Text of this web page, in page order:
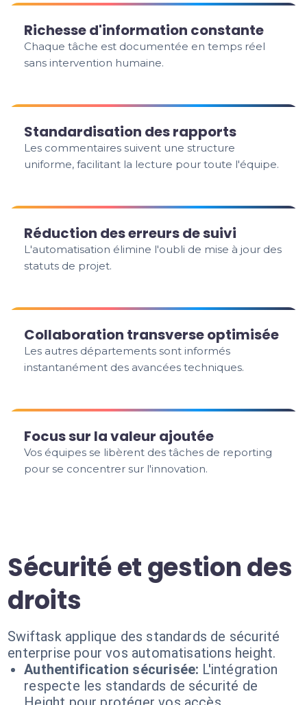
Richesse d'information constante
Chaque tâche est documentée en temps réel
sans intervention humaine.
Standardisation des rapports
Les commentaires suivent une structure
uniforme, facilitant la lecture pour toute l'équipe.
Réduction des erreurs de suivi
L'automatisation élimine l'oubli de mise à jour des
statuts de projet.
Collaboration transverse optimisée
Les autres départements sont informés
instantanément des avancées techniques.
Focus sur la valeur ajoutée
Vos équipes se libèrent des tâches de reporting
pour se concentrer sur l'innovation.
Sécurité et gestion des
droits
Swiftask applique des standards de sécurité
enterprise pour vos automatisations height.
Authentification sécurisée: L'intégration
respecte les standards de sécurité de